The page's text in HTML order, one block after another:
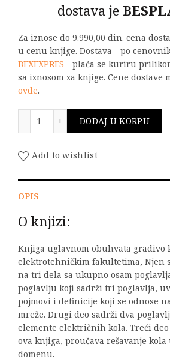
dostava je
Za iznose do 9.990,00 din. cena
u cenu knjige. Dostava - po
BEXEXPRES - plaća se kuriru
sa iznosom za knjige. Cene dostave
ovde.
DODAJ U KORPU
Add to wishlist
OPIS
O knjizi:
Knjiga uglavnom obuhvata gradivo
elektrotehničkim fakultetima, Njen
na tri dela sa ukupno osam
poglavlju koji sadrži tri poglavlja,
pojmovi i definicije koji se odnose
mreže. Drugi deo sadrži dva
elemente električnih kola. Treći deo
ova knjiga, proučava rešavanje
domenu.